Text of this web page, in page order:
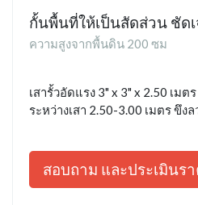
กั้นพื้นที่ให้เป็นสัดส่วน ชัด
ความสูงจากพื้นดิน 200 ซม
เสารั้วอัดแรง 3" x 3" x 2.50 เมต
ระหว่างเสา 2.50-3.00 เมตร ขึง
สอบถาม และประเมินร